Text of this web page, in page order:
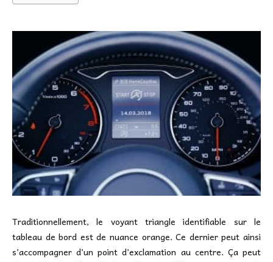
Traditionnellement, le voyant triangle identifiable sur le
tableau de bord est de nuance orange. Ce dernier peut ainsi
s’accompagner d’un point d’exclamation au centre. Ça peut